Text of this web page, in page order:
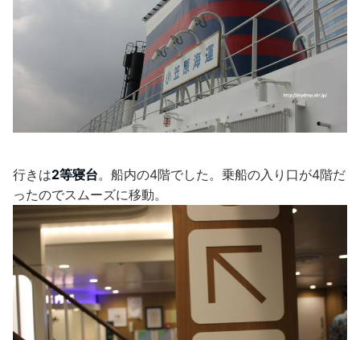
行きは2等寝台。船内の4階でした。乗船の入り口が4階だ
ったのでスムーズに移動。